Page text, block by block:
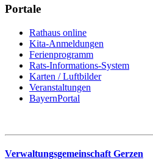
Portale
Rathaus online
Kita-Anmeldungen
Ferienprogramm
Rats-Informations-System
Karten / Luftbilder
Veranstaltungen
BayernPortal
Verwaltungsgemeinschaft Gerzen